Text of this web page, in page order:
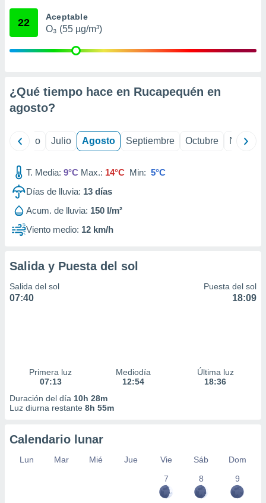
mediante
publicidad
1199
22 Aceptable
O₃ (55 µg/m³)
¿Qué tiempo hace en Rucapequén en
agosto?
Junio Julio Agosto Septiembre Octubre
T. Media: 9°C Max.: 14°C Min: 5°C
Días de lluvia: 13 días
Acum. de lluvia: 150 l/m²
Viento medio: 12 km/h
Salida y Puesta del sol
Salida del sol
07:40
Puesta del sol
18:09
Primera luz
07:13
Mediodía
12:54
Última luz
18:36
Duración del día 10h 28m
Luz diurna restante 8h 55m
Calendario lunar
Lun Mar Mié Jue Vie Sáb
Dom
7
8 9